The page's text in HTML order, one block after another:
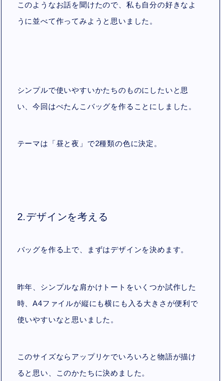
このようなお話を聞けたので、私も自分の好きなよ
うに並べて作ってみようと思いました。
シンプルで使いやすいかたちのものにしたいと思
い、今回はぺたんこバッグを作ることにしました。
テーマは「昼と夜」で2種類の色に決定。
2.デザインを考える
バッグを作る上で、まずはデザインを決めます。
昨年、シンプルな肩かけトートをいくつか試作した
時、A4ファイルが縦にも横にも入る大きさが便利で
使いやすいなと思いました。
このサイズならアップリケでいろいろと物語が描け
ると思い、このかたちに決めました。